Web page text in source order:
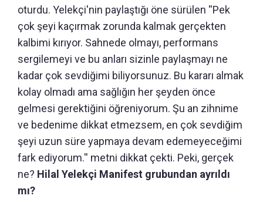
oturdu. Yelekçi'nin paylaştığı öne sürülen ''Pek
çok şeyi kaçırmak zorunda kalmak gerçekten
kalbimi kırıyor. Sahnede olmayı, performans
sergilemeyi ve bu anları sizinle paylaşmayı ne
kadar çok sevdiğimi biliyorsunuz. Bu kararı almak
kolay olmadı ama sağlığın her şeyden önce
gelmesi gerektiğini öğreniyorum. Şu an zihnime
ve bedenime dikkat etmezsem, en çok sevdiğim
şeyi uzun süre yapmaya devam edemeyeceğimi
fark ediyorum.'' metni dikkat çekti. Peki, gerçek
ne? Hilal Yelekçi Manifest grubundan ayrıldı
mı?